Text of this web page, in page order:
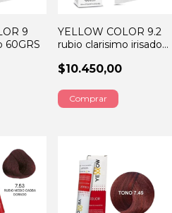
9
60GRS
YELLOW COLOR 9.2
rubio clarisimo irisado
$10.450,00